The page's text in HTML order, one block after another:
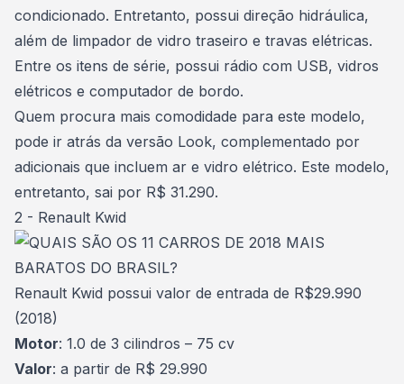
condicionado. Entretanto, possui direção hidráulica,
além de limpador de vidro traseiro e travas elétricas.
Entre os itens de série, possui rádio com USB, vidros
elétricos e computador de bordo.
Quem procura mais comodidade para este modelo,
pode ir atrás da versão Look, complementado por
adicionais que incluem ar e vidro elétrico. Este modelo,
entretanto, sai por R$ 31.290.
2 - Renault Kwid
Renault Kwid possui valor de entrada de R$29.990
(2018)
Motor: 1.0 de 3 cilindros – 75 cv
Valor: a partir de R$ 29.990